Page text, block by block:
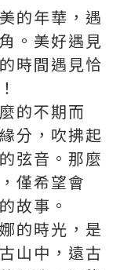
的年華，遇
。美好遇見
時間遇見恰
的不期而
分，吹拂起
弦音。那麼
僅希望會
故事。
的時光，是
山中，遠古